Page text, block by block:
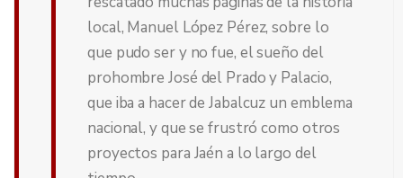
local, Manuel López Pérez, sobre lo
que pudo ser y no fue, el sueño del
prohombre José del Prado y Palacio,
que iba a hacer de Jabalcuz un emblema
nacional, y que se frustró como otros
proyectos para Jaén a lo largo del